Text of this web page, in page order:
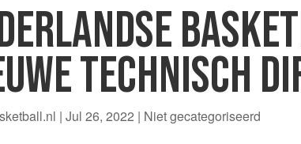
TECHNISCH
|Jul 26, 2022 | Niet gecategoriseerd